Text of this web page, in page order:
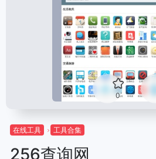
0
在线工具 工具合集
256查询网